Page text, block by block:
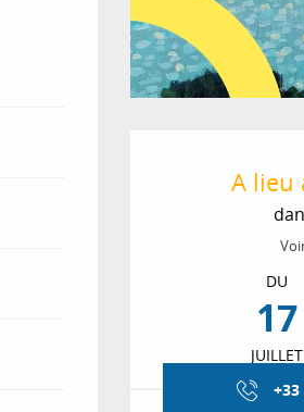
A lieu
DU
17
JUILLET
+33